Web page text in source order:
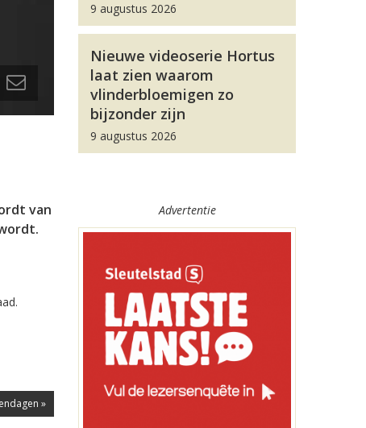
van
»
9 augustus 2026
Nieuwe videoserie Hortus
laat zien waarom
vlinderbloemigen zo
bijzonder zijn
9 augustus 2026
Advertentie